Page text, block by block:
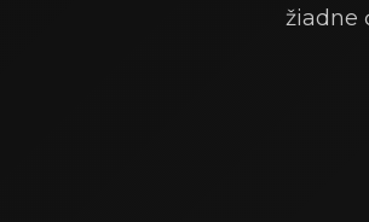
žiadne